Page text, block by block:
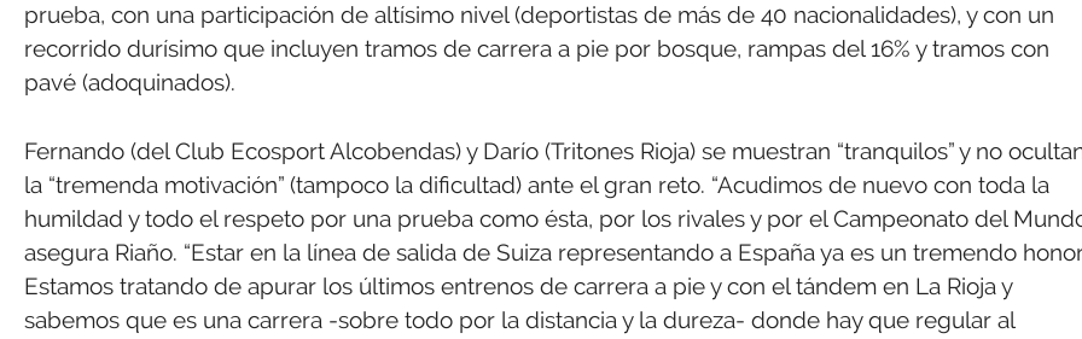
prueba, con una participación de altísimo nivel (deportistas de más de 40 nacionalidades), y con un
recorrido durísimo que incluyen tramos de carrera a pie por bosque, rampas del 16% y tramos con
pavé (adoquinados).
Fernando (del Club Ecosport Alcobendas) y Darío (Tritones Rioja) se muestran “tranquilos” y no
la “tremenda motivación” (tampoco la dificultad) ante el gran reto. “Acudimos de nuevo con toda la
humildad y todo el respeto por una prueba como ésta, por los rivales y por el Campeonato del
asegura Riaño. “Estar en la línea de salida de Suiza representando a España ya es un tremendo
Estamos tratando de apurar los últimos entrenos de carrera a pie y con el tándem en La Rioja y
sabemos que es una carrera -sobre todo por la distancia y la dureza- donde hay que regular al